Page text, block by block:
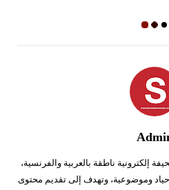
ناطقة بالعربية والفرنسية،
حياد وموضوعية، وتهدف إلى تقديم محتوى